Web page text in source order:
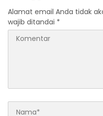
Alamat email Anda tidak
wajib ditandai *